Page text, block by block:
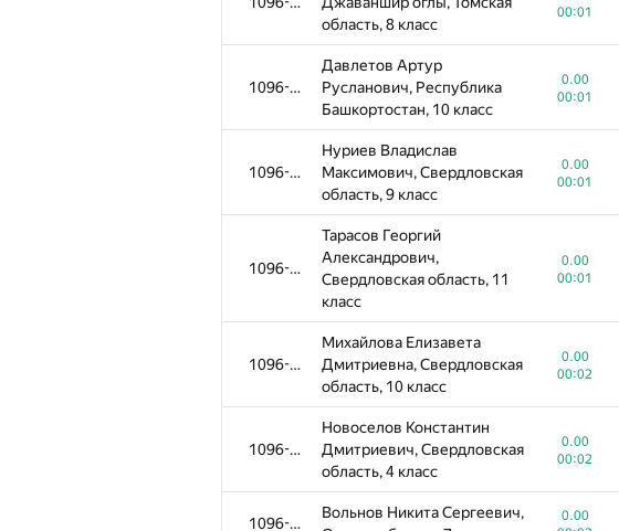
область, 8 класс
00:01
1096-1309
Давлетов Артур
Русланович, Республика
Башкортостан, 10 класс
0.00
00:01
1096-1309
Нуриев Владислав
Максимович, Свердловская
область, 9 класс
0.00
00:01
1096-1309
Тарасов Георгий
Александрович,
Свердловская область, 11
класс
0.00
00:01
1096-1309
Михайлова Елизавета
Дмитриевна, Свердловская
область, 10 класс
0.00
00:02
1096-1309
Новоселов Константин
Дмитриевич, Свердловская
область, 4 класс
0.00
00:02
1096-1309
Вольнов Никита Сергеевич,
0.00
Участник
0/1312
1096-1309
Хон Алёна Андреевна,
Пермский край, 11 класс
0.00
Романова Алиса
Рафаильевна, Оренбургская
область, 9 класс
0.00
00:00
Казарян Алексей
0.00